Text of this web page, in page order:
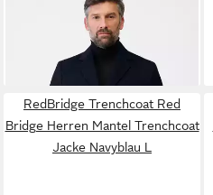
Allessandro eleganter
Kurzmantel mit Reverskragen
und Knopfleiste
RedBridge Trenchcoat Red
Bridge Herren Mantel Trenchcoat
Jacke Navyblau L